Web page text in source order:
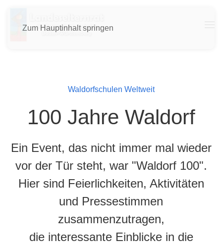
Zum Hauptinhalt springen
Waldorfschulen Weltweit
100 Jahre Waldorf
Ein Event, das nicht immer mal wieder
vor der Tür steht, war "Waldorf 100".
Hier sind Feierlichkeiten, Aktivitäten
und Pressestimmen
zusammenzutragen,
die interessante Einblicke in die